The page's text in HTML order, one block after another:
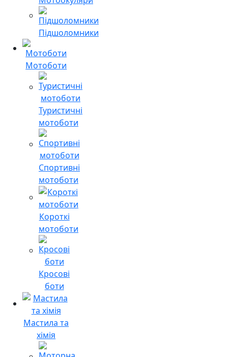
Підшоломники
Мотоботи
Туристичні
мотоботи
Спортивні
мотоботи
Короткі
мотоботи
Кросові
боти
Мастила та
хімія